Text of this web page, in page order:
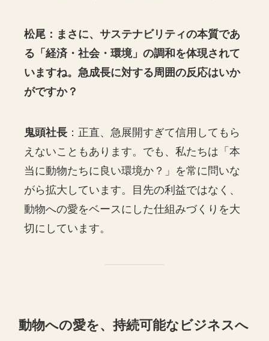
松尾：まさに、サステナビリティの本質であ
る「経済・社会・環境」の調和を体現されて
いますね。急成長に対する周囲の反応はいか
がですか？
鬼頭社長 ：正直、急展開すぎて信用してもら
えないこともあります。でも、私たちは「本
当に動物たちに良い環境か？」を常に問いな
がら拡大しています。目先の利益ではなく、
動物への愛をベースにした仕組みづくりを大
切にしています。
動物への愛を、持続可能なビジネスへ